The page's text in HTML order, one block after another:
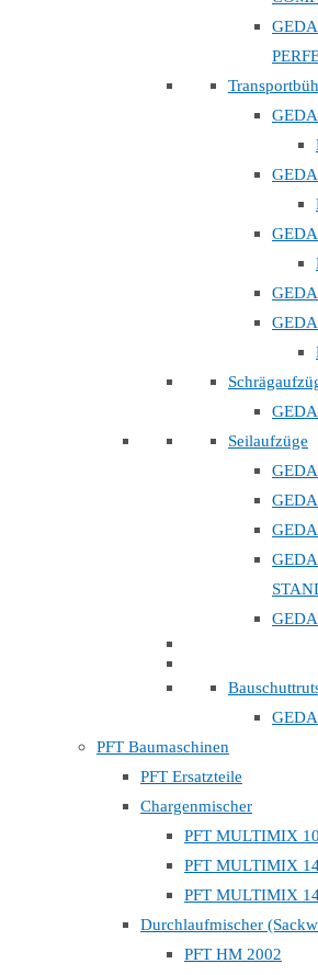
Seilaufzüge
PFT Baumaschinen
PFT Ersatzteile
Chargenmischer
PFT MULTIMIX
PFT MULTIMIX
PFT MULTIMIX
Durchlaufmischer
PFT HM 2002